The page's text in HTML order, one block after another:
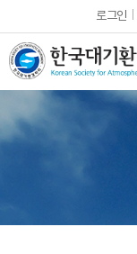
로그인